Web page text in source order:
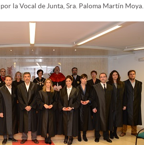
la Vocal de Junta, Sra. Paloma Martín Moya.